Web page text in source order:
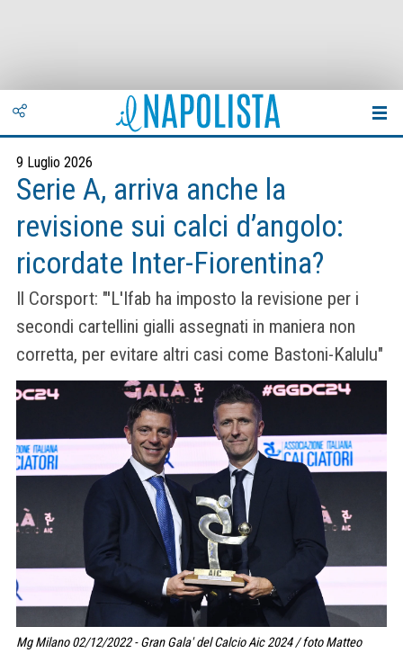
9 Luglio 2026
Serie A, arriva anche la
revisione sui calci d’angolo:
ricordate Inter-Fiorentina?
Il Corsport: "'L'Ifab ha imposto la revisione per i
secondi cartellini gialli assegnati in maniera non
corretta, per evitare altri casi come Bastoni-Kalulu"
Mg Milano 02/12/2022 - Gran Gala' del Calcio Aic 2024 / foto Matteo